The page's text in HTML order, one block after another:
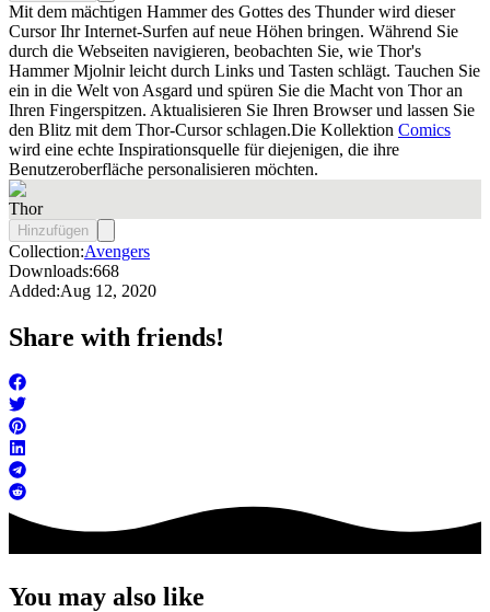
Mit dem mächtigen Hammer des Gottes des Thunder wird dieser
Cursor Ihr Internet-Surfen auf neue Höhen bringen. Während Sie
durch die Webseiten navigieren, beobachten Sie, wie Thor's
Hammer Mjolnir leicht durch Links und Tasten schlägt. Tauchen Sie
ein in die Welt von Asgard und spüren Sie die Macht von Thor an
Ihren Fingerspitzen. Aktualisieren Sie Ihren Browser und lassen Sie
den Blitz mit dem Thor-Cursor schlagen.Die Kollektion Comics
wird eine echte Inspirationsquelle für diejenigen, die ihre
Benutzeroberfläche personalisieren möchten.
Thor
Hinzufügen
Collection:Avengers
Downloads:668
Added:Aug 12, 2020
Share with friends!
You may also like